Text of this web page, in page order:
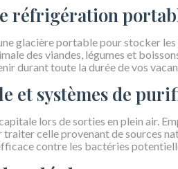
réfrigération
glacière portable pour stocker
des viandes, légumes et
durant toute la durée de vos
et systèmes de
lors de sorties en plein air.
traiter celle provenant de sources
contre les bactéries